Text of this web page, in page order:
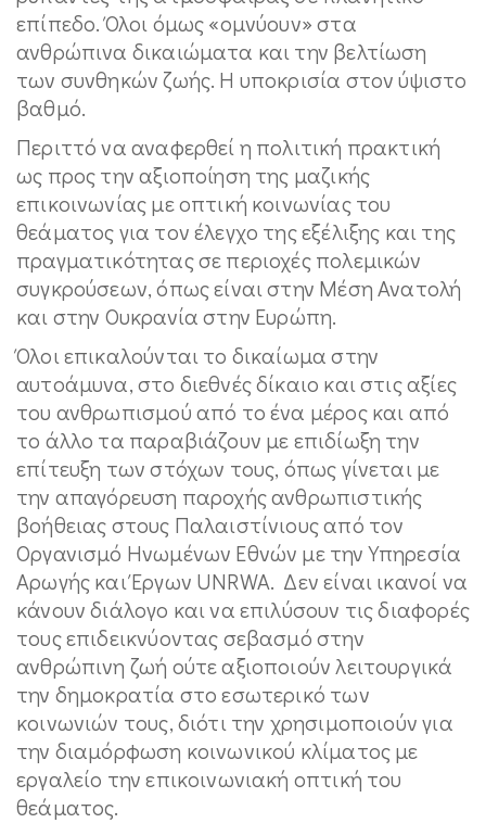
επίπεδο. Όλοι όμως «ομνύουν» στα
ανθρώπινα δικαιώματα και την βελτίωση
των συνθηκών ζωής. Η υποκρισία στον ύψιστο
βαθμό.
Περιττό να αναφερθεί η πολιτική πρακτική
ως προς την αξιοποίηση της μαζικής
επικοινωνίας με οπτική κοινωνίας του
θεάματος για τον έλεγχο της εξέλιξης και της
πραγματικότητας σε περιοχές πολεμικών
συγκρούσεων, όπως είναι στην Μέση Ανατολή
και στην Ουκρανία στην Ευρώπη.
Όλοι επικαλούνται το δικαίωμα στην
αυτοάμυνα, στο διεθνές δίκαιο και στις αξίες
του ανθρωπισμού από το ένα μέρος και από
το άλλο τα παραβιάζουν με επιδίωξη την
επίτευξη των στόχων τους, όπως γίνεται με
την απαγόρευση παροχής ανθρωπιστικής
βοήθειας στους Παλαιστίνιους από τον
Οργανισμό Ηνωμένων Εθνών με την Υπηρεσία
Αρωγής και Έργων UNRWA. Δεν είναι ικανοί να
κάνουν διάλογο και να επιλύσουν τις διαφορές
τους επιδεικνύοντας σεβασμό στην
ανθρώπινη ζωή ούτε αξιοποιούν λειτουργικά
την δημοκρατία στο εσωτερικό των
κοινωνιών τους, διότι την χρησιμοποιούν για
την διαμόρφωση κοινωνικού κλίματος με
εργαλείο την επικοινωνιακή οπτική του
θεάματος.